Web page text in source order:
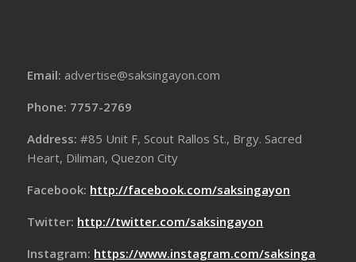
Email: advertise@saksingayon.com
Phone: 7757-2769
Address:#85 Unit F, Scout Rallos St., Brgy. Sacred
Heart, Diliman, Quezon City
Facebook: http://facebook.com/saksingayon
Twitter: http://twitter.com/saksingayon
Instagram: https://www.instagram.com/saksinga